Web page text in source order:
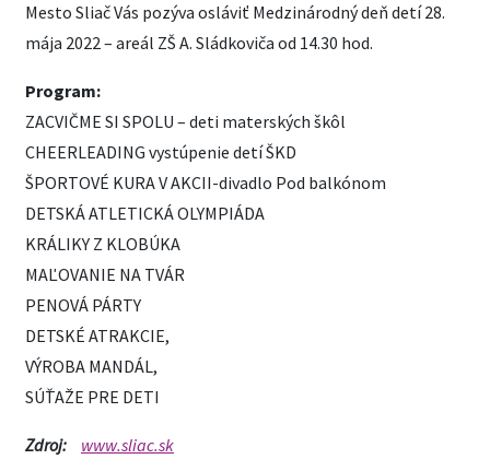
Mesto Sliač Vás pozýva osláviť Medzinárodný deň detí 28.
mája 2022 – areál ZŠ A. Sládkoviča od 14.30 hod.
Program:
ZACVIČME SI SPOLU – deti materských škôl
CHEERLEADING vystúpenie detí ŠKD
ŠPORTOVÉ KURA V AKCII-divadlo Pod balkónom
DETSKÁ ATLETICKÁ OLYMPIÁDA
KRÁLIKY Z KLOBÚKA
MAĽOVANIE NA TVÁR
PENOVÁ PÁRTY
DETSKÉ ATRAKCIE,
VÝROBA MANDÁL,
SÚŤAŽE PRE DETI
Zdroj: www.sliac.sk